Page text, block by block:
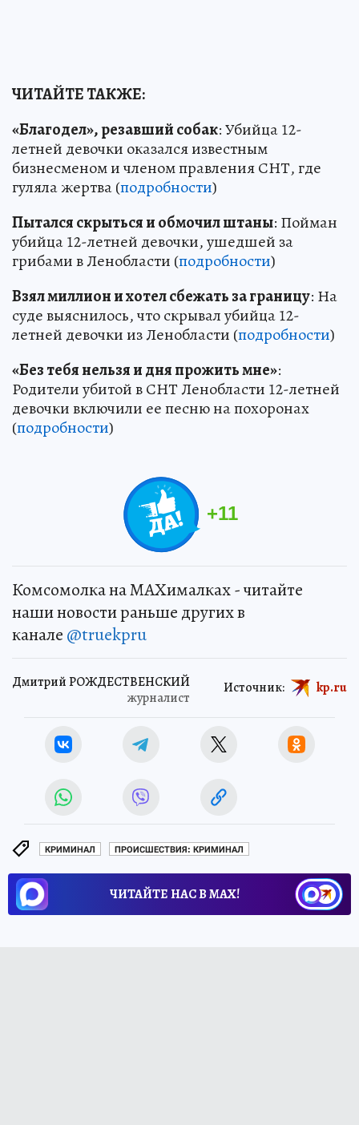
ЧИТАЙТЕ ТАКЖЕ:
«Благодел», резавший собак: Убийца 12-
летней девочки оказался известным
бизнесменом и членом правления СНТ, где
гуляла жертва (подробности)
Пытался скрыться и обмочил штаны: Пойман
убийца 12-летней девочки, ушедшей за
грибами в Ленобласти (подробности)
Взял миллион и хотел сбежать за границу: На
суде выяснилось, что скрывал убийца 12-
летней девочки из Ленобласти (подробности)
«Без тебя нельзя и дня прожить мне»:
Родители убитой в СНТ Ленобласти 12-летней
девочки включили ее песню на похоронах
(подробности)
+11
Комсомолка на MAXималках - читайте
наши новости раньше других в
канале @truekpru
Дмитрий РОЖДЕСТВЕНСКИЙ
журналист
Источник: kp.ru
КРИМИНАЛ ПРОИСШЕСТВИЯ: КРИМИНАЛ
ЧИТАЙТЕ НАС В МАХ!